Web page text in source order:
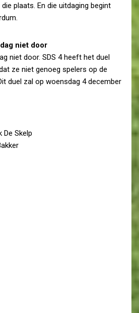
plaats. En die uitdaging begint
niet door
niet door. SDS 4 heeft het duel
ze niet genoeg spelers op de
duel zal op woensdag 4 december
De Skelp